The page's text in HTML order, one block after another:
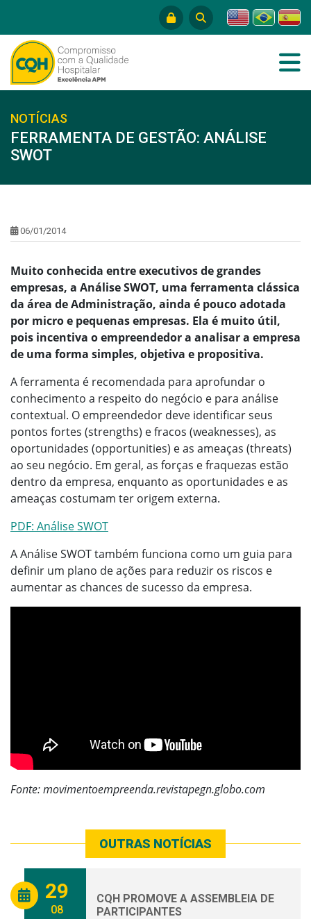
NOTÍCIAS
FERRAMENTA DE GESTÃO: ANÁLISE
SWOT
06/01/2014
Muito conhecida entre executivos de grandes
empresas, a Análise SWOT, uma ferramenta clássica
da área de Administração, ainda é pouco adotada
por micro e pequenas empresas. Ela é muito útil,
pois incentiva o empreendedor a analisar a empresa
de uma forma simples, objetiva e propositiva.
A ferramenta é recomendada para aprofundar o
conhecimento a respeito do negócio e para análise
contextual. O empreendedor deve identificar seus
pontos fortes (strengths) e fracos (weaknesses), as
oportunidades (opportunities) e as ameaças (threats)
ao seu negócio. Em geral, as forças e fraquezas estão
dentro da empresa, enquanto as oportunidades e as
ameaças costumam ter origem externa.
PDF: Análise SWOT
A Análise SWOT também funciona como um guia para
definir um plano de ações para reduzir os riscos e
aumentar as chances de sucesso da empresa.
Fonte: movimentoempreenda.revistapegn.globo.com
OUTRAS NOTÍCIAS
29
08
CQH PROMOVE A ASSEMBLEIA DE
PARTICIPANTES